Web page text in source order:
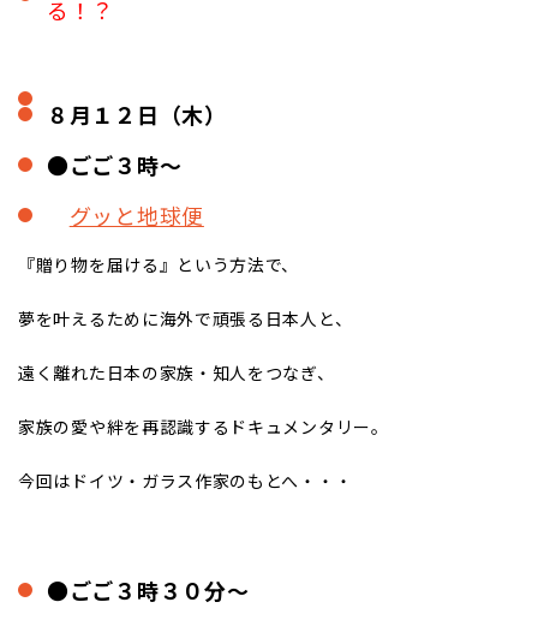
る！？
８月１２日（木）
●ごご３時～
グッと地球便
『贈り物を届ける』という方法で、
夢を叶えるために海外で頑張る日本人と、
遠く離れた日本の家族・知人をつなぎ、
家族の愛や絆を再認識するドキュメンタリー。
今回はドイツ・ガラス作家のもとへ・・・
●ごご３時３０分～